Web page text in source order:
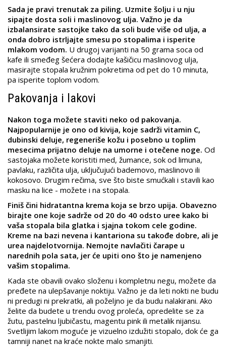
Sada je pravi trenutak za piling. Uzmite šolju i u nju
sipajte dosta soli i maslinovog ulja. Važno je da
izbalansirate sastojke tako da soli bude više od ulja, a
onda dobro istrljajte smesu po stopalima i isperite
mlakom vodom. U drugoj varijanti na 50 grama soca od
kafe ili smeđeg šećera dodajte kašičicu maslinovog ulja,
masirajte stopala kružnim pokretima od pet do 10 minuta,
pa isperite toplom vodom.
Pakovanja i lakovi
Nakon toga možete staviti neko od pakovanja.
Najpopularnije je ono od kivija, koje sadrži vitamin C,
dubinski deluje, regeneriše kožu i posebno u toplim
mesecima prijatno deluje na umorne i otečene noge. Od
sastojaka možete koristiti med, žumance, sok od limuna,
pavlaku, različita ulja, uključujući bademovo, maslinovo ili
kokosovo. Drugim rečima, sve što biste smućkali i stavili kao
masku na lice - možete i na stopala.
Finiš čini hidratantna krema koja se brzo upija. Obavezno
birajte one koje sadrže od 20 do 40 odsto uree kako bi
vaša stopala bila glatka i sjajna tokom cele godine.
Kreme na bazi nevena i kantariona su takođe dobre, ali je
urea najdelotvornija. Nemojte navlačiti čarape u
narednih pola sata, jer će upiti ono što je namenjeno
vašim stopalima.
Kada ste obavili ovako složenu i kompletnu negu, možete da
pređete na ulepšavanje noktiju. Važno je da leti nokti ne budu
ni predugi ni prekratki, ali poželjno je da budu nalakirani. Ako
želite da budete u trendu ovog proleća, opredelite se za
žutu, pastelnu ljubičastu, magentu pink ili metalik nijansu.
Svetlijim lakom moguće je vizuelno izdužiti stopalo, dok će ga
tamniji nanet na kraće nokte malo smanjiti.